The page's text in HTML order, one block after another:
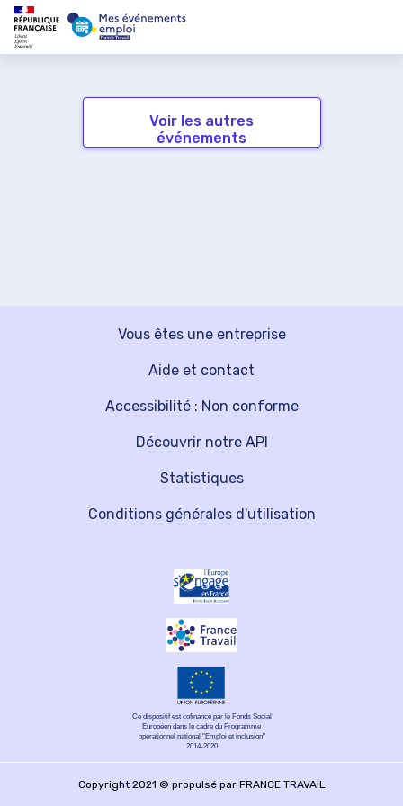
Voir les autres
événements
Vous êtes une entreprise
Découvrir notre API
Aide et contact
Statistiques
Accessibilité : Non conforme
Conditions générales d'utilisation
Ce dispositif est cofinancé par le Fonds Social
Européen dans le cadre du Programme
opérationnel national "Emploi et inclusion"
2014-2020
Copyright 2021 © propulsé par FRANCE TRAVAIL